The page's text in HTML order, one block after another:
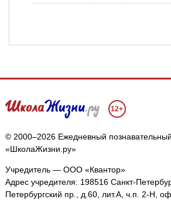
12+
© 2000–2026 Ежедневный
«ШколаЖизни.ру»
Учредитель — ООО «Квантор»
Адрес учредителя: 198516 Санкт-
Петербургский пр., д.60, лит.А, ч.п. 2-Н,